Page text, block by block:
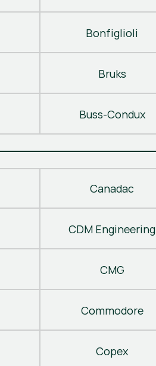
Bonfiglioli
Bruks
Buss-Condux
Canadac
CDM Engineering
CMG
Commodore
Copex